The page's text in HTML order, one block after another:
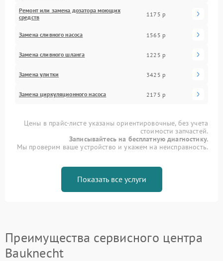
Ремонт или замена дозатора моющих
средств
1175 р
Замена сливного насоса 1565 р
Замена сливного шланга 1225 р
Замена улитки 3425 р
Замена циркуляционного насоса 2175 р
Цены в прайс-листе указаны ориентировочные, без учета
стоимости запчастей.
Записывайтесь на бесплатную диагностику.
Мы проверим ваше устройство и укажем на неисправность.
Показать все услуги
Преимущества сервисного центра
Bauknecht